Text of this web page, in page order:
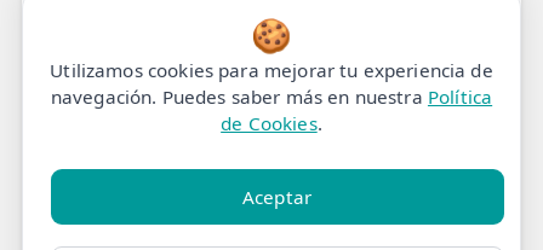
🍪
Utilizamos cookies para mejorar tu experiencia de
navegación. Puedes saber más en nuestra Política
de Cookies.
Aceptar